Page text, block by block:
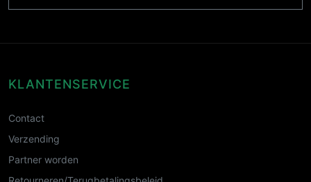
KLANTENSERVICE
Contact
Verzending
Partner worden